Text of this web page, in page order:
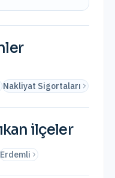
Nakliyat Sigortaları
ilçeler
Erdemli